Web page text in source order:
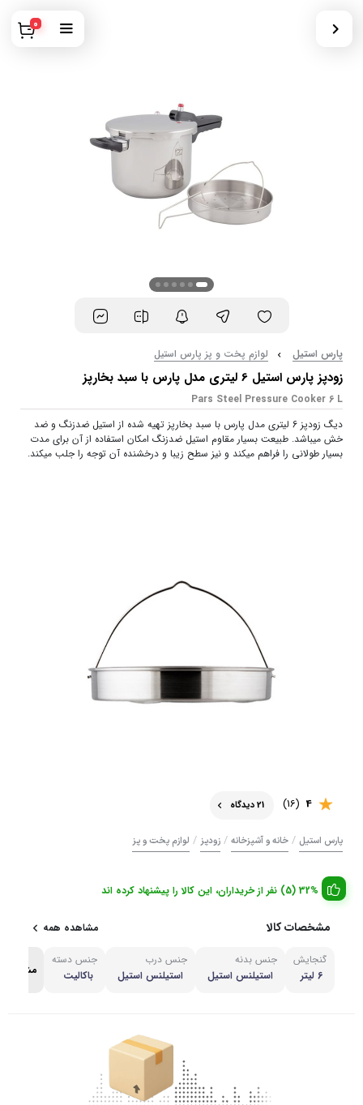
0
پارس استیل لوازم پخت و پز پارس استیل
زودپز پارس استیل 6 لیتری مدل پارس با سبد بخارپز
Pars Steel Pressure Cooker 6 L
دیگ زودپز 6 لیتری مدل پارس با سبد بخارپز تهیه شده از استیل ضدزنگ و ضد
خش میباشد. طبیعت بسیار مقاوم استیل ضدزنگ امکان استفاده از آن برای مدت
بسیار طولانی را فراهم میکند و نیز سطح زیبا و درخشنده آن توجه را جلب میکند.
4
(16) 21 دیدگاه
پارس استیل / خانه و آشپزخانه / زودپز / لوازم پخت و پز
32% (5) نفر از خریداران، این کالا را پیشنهاد کرده اند
مشخصات کالا مشاهده همه
گنجایش
6 لیتر
جنس بدنه
استیلنس استیل
جنس درب
استیلنس استیل
جنس دسته
باکالیت